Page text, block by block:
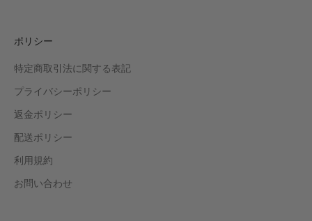
ポリシー
特定商取引法に関する表記
プライバシーポリシー
返金ポリシー
配送ポリシー
利用規約
お問い合わせ